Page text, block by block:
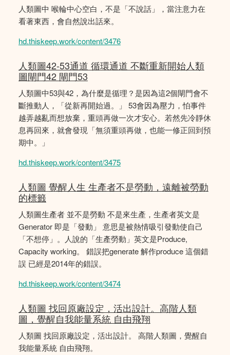
人類圖中 喉輪中心空白，不是「不說話」，當注意力在
看著東西，會自然說出話來。
hd.thiskeep.work/content/3476
人類圖42-53通道 循環通道 不斷重新開始人類
圖閘門42 閘門53
人類圖中53與42，為什麼是循理？是因為這2個閘門會不
斷推動人，「從新再開始過。」 53會因為壓力，怕事件
越弄越亂而想放棄，重頭再做一次才安心。若然先冷靜休
息再回來，就會發現「無須重頭再做，也能一修正回到預
期中。」
hd.thiskeep.work/content/3475
人類圖 覺醒人生 生產者不是勞動，遠離被勞動
的標籤
人類圖生產者 並不是勞動 不是來生產，生產者英文是
Generator 即是「發動」 意思是被熱情吸引發動使自己
「不想停」。人說的「生產勞動」英文是Produce,
Capacity working。 錯誤把generate 解作produce 這個錯
誤 已經是2014年的錯誤。
hd.thiskeep.work/content/3474
人類圖 找回原廠設定，活出設計。高階人類
圖，覺醒自我能量系統 自由飛翔
人類圖 找回原廠設定，活出設計。 高階人類圖，覺醒自
我能量系統 自由飛翔。